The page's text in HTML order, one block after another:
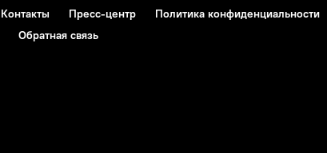
Контакты Пресс-центр Политика конфиденциальности
Обратная связь